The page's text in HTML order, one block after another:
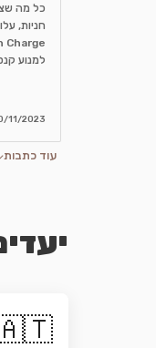
כל מה
חניות,
למנוע
11/2023
עוד כתבות